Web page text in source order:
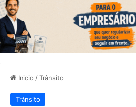
Inicio /Trânsito
Trânsito